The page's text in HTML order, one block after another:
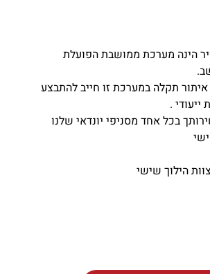
הינה מערכת ממושבת הפועלת
תקלה במערכת זו חייב להתבצע
.
בכל אחד מסניפי יונדאי שלנו
הילוך שישי